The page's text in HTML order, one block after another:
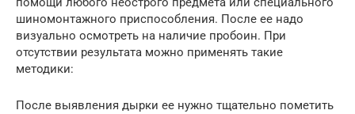
шиномонтажного приспособления. После ее надо
визуально осмотреть на наличие пробоин. При
отсутствии результата можно применять такие
методики:
После выявления дырки ее нужно тщательно пометить